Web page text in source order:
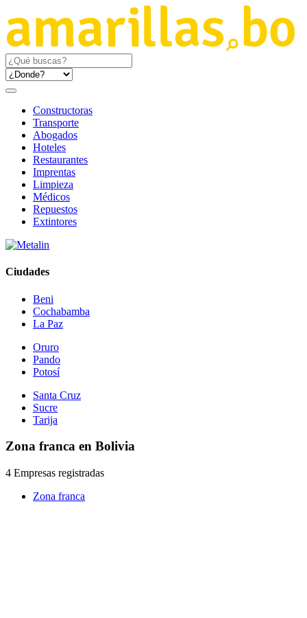
Constructoras
Transporte
Abogados
Hoteles
Restaurantes
Imprentas
Limpieza
Médicos
Repuestos
Extintores
Ciudades
Beni
Cochabamba
La Paz
Oruro
Pando
Potosí
Santa Cruz
Sucre
Tarija
Zona franca en Bolivia
4 Empresas registradas
Zona franca